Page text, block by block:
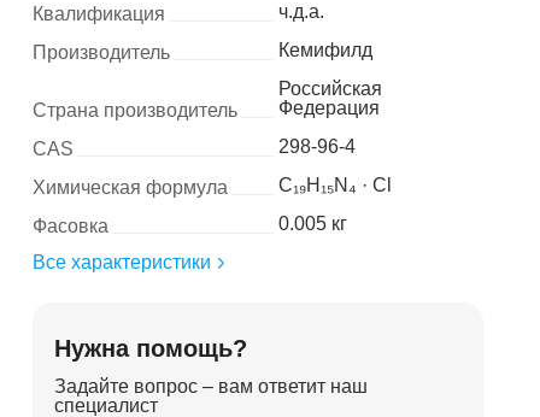
Квалификация
ч.д.а.
Производитель
Кемифилд
Страна производитель
Российская
Федерация
CAS
298-96-4
Химическая формула
C₁₉H₁₅N₄ · Cl
Фасовка
0.005 кг
Все характеристики
Нужна помощь?
Задайте вопрос – вам ответит наш
специалист